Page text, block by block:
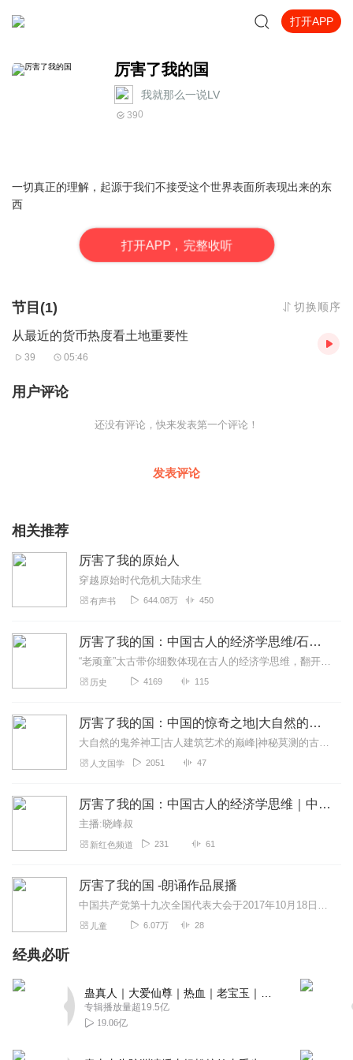
打开APP
厉害了我的国
我就那么一说LV
390
一切真正的理解，起源于我们不接受这个世界表面所表现出来的东
西
打开APP，完整收听
节目(1) 切换顺序
从最近的货币热度看土地重要性
39 05:46
用户评论
还没有评论，快来发表第一个评论！
发表评论
相关推荐
厉害了我的原始人
穿越原始时代危机大陆求生
有声书 644.08万 450
厉害了我的国：中国古人的经济学思维/石东梅演播
“老顽童”太古带你细数体现在古人的经济学思维，翻开那些被遗忘的人和事儿，妙趣横生。本书所论及的时间段跨及秦朝至清朝，作者对封建时代的研究，从论述内容上讲，不仅仅...
历史 4169 115
厉害了我的国：中国的惊奇之地|大自然的鬼斧神工
大自然的鬼斧神工|古人建筑艺术的巅峰|神秘莫测的古老习俗|不可思议的特殊地带
人文国学 2051 47
厉害了我的国：中国古人的经济学思维｜中国经济｜改革开放｜经济生活
主播:晓峰叔
新红色频道 231 61
厉害了我的国 -朗诵作品展播
中国共产党第十九次全国代表大会于2017年10月18日在北京召开。为了让青少年感受祖国山河魅力，歌颂家乡淳朴风情，充分发挥语言艺术的力量，中国传媒大学凤凰学院特...
儿童 6.07万 28
经典必听
专辑播放量超19.5亿
19.06亿